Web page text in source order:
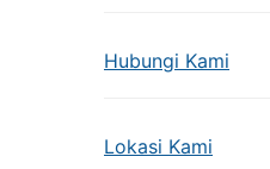
Hubungi Kami
Lokasi Kami